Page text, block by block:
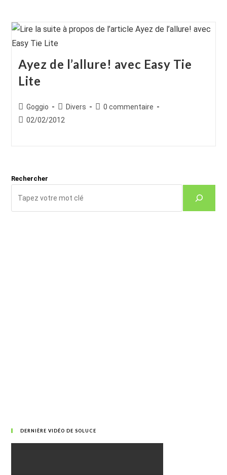
Ayez de l’allure! avec Easy Tie
Lite
Auteur/autrice
de
Goggio
Post
category:
Divers
Commentaires
0 commentaire
Publication
02/02/2012
Rechercher
DERNIÈRE VIDÉO DE SOLUCE